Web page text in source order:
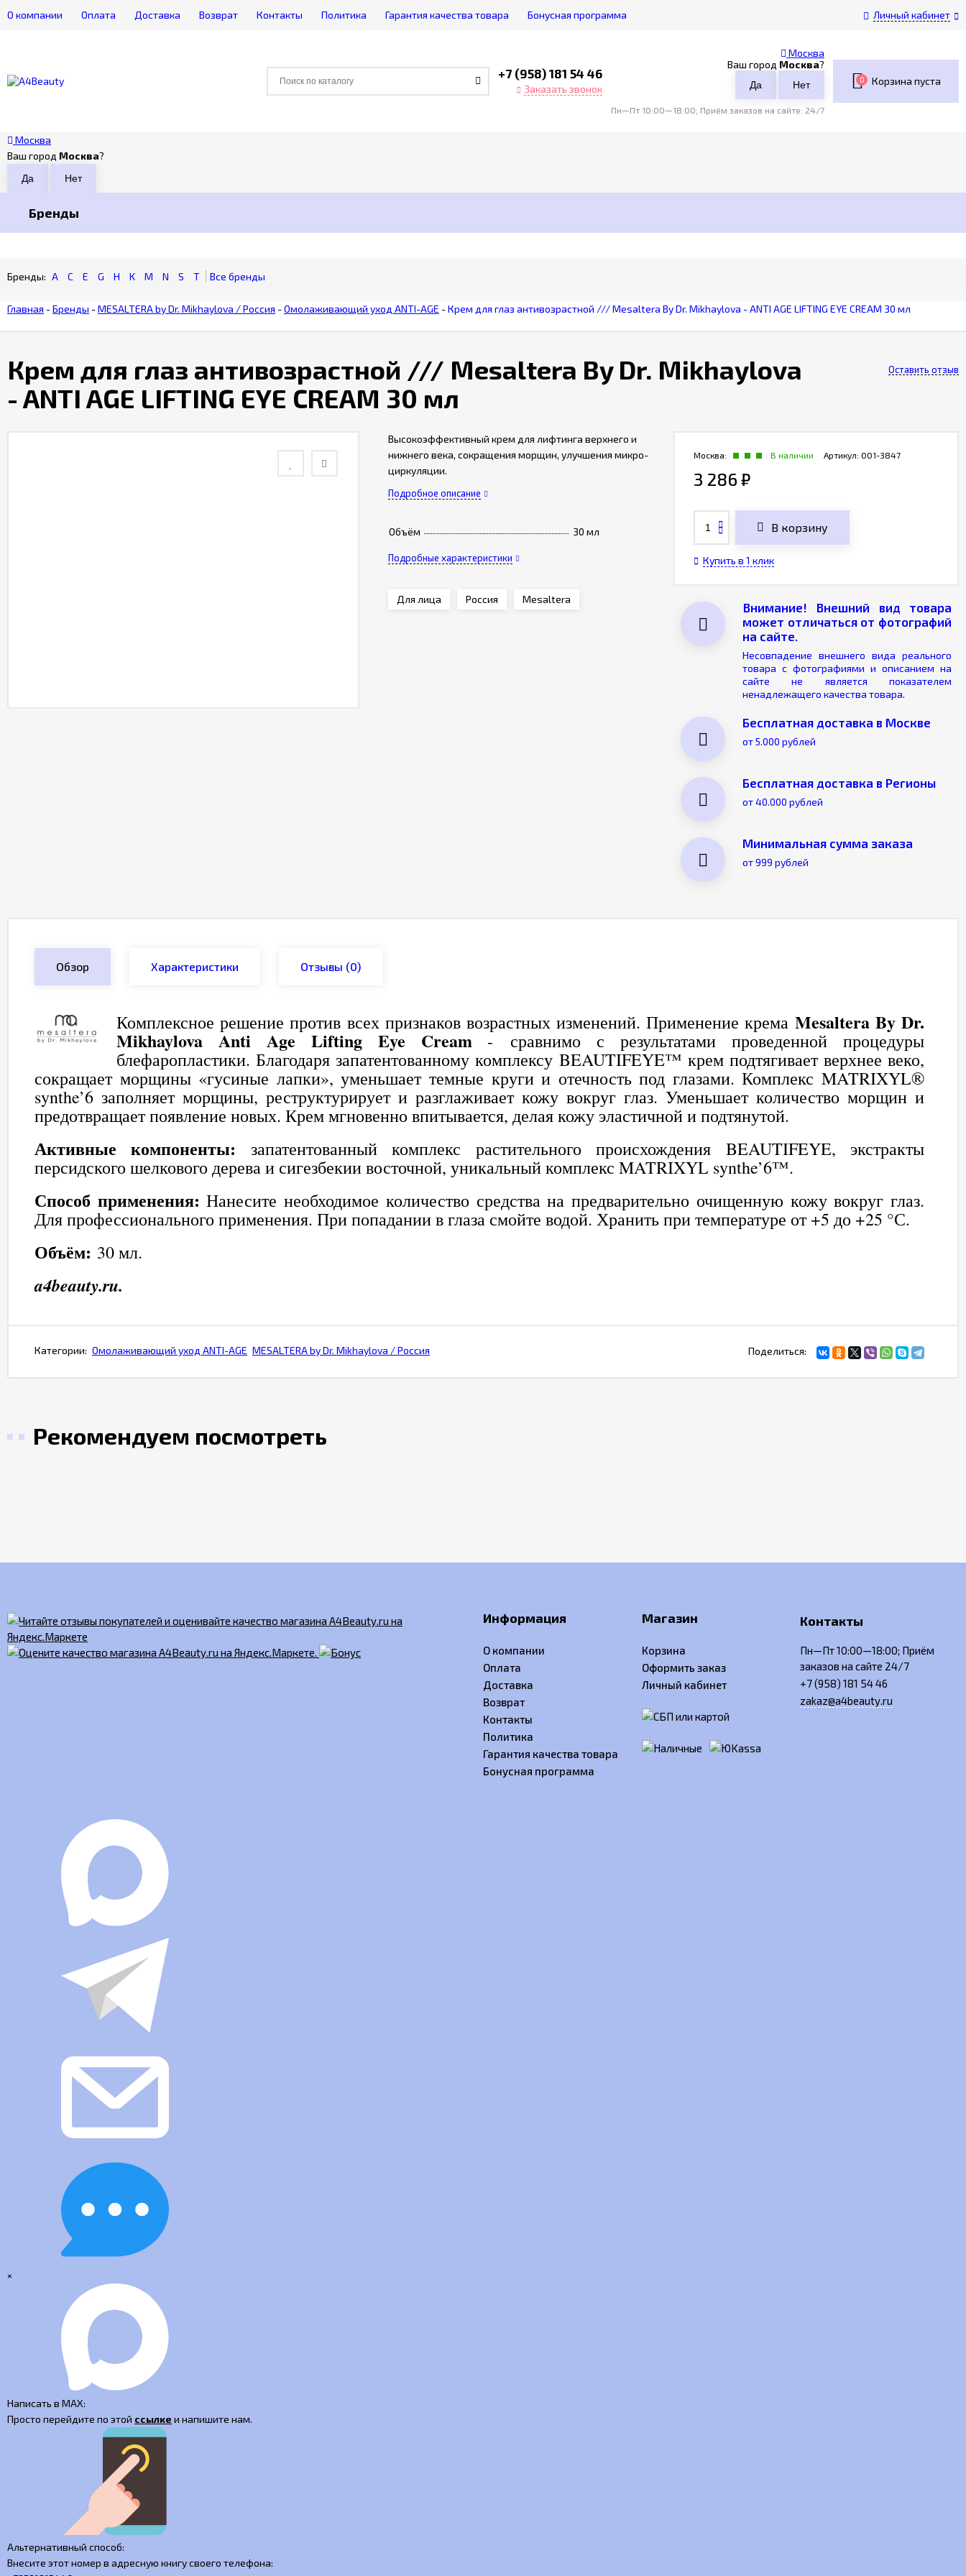
Личный кабинет
О компании Оплата Доставка Возврат Контакты Политика Гарантия качества товара Бонусная программа
+7 (958) 181 54 46
Заказать звонок
Москва
Ваш город Москва?
Пн—Пт 10:00—18:00; Приём заказов на сайте: 24/7
0 Корзина пуста
Москва
Ваш город Москва?
Бренды
A C E G H K M N S T
Главная -Бренды -MESALTERA by Dr. Mikhaylova / Россия -Омолаживающий уход ANTI-AGE -Крем для глаз антивозрастной /// Mesaltera By Dr. Mikhaylova - ANTI AGE LIFTING EYE CREAM 30 мл
Крем для глаз антивозрастной /// Mesaltera By Dr. Mikhaylova
- ANTI AGE LIFTING EYE CREAM 30 мл
Оставить отзыв
Высокоэффективный крем для лифтинга верхнего и
нижнего века, сокращения морщин, улучшения микро-
циркуляции.
Подробное описание
Объём 30 мл
Подробные характеристики
Для лица Россия Mesaltera
Артикул: 001-3847
Москва: В наличии
3 286 ₽
В корзину
Купить в 1 клик
Внимание! Внешний вид товара
может отличаться от фотографий
на сайте.
Несовпадение внешнего вида реального
товара с фотографиями и описанием на
сайте не является показателем
ненадлежащего качества товара.
Бесплатная доставка в Москве
от 5.000 рублей
Бесплатная доставка в Регионы
от 40.000 рублей
Минимальная сумма заказа
от 999 рублей
Обзор Характеристики Отзывы (0)
Комплексное решение против всех признаков возрастных изменений. Применение крема Mesaltera By Dr.
Mikhaylova Anti Age Lifting Eye Cream- сравнимо с результатами проведенной процедуры
блефаропластики. Благодаря запатентованному комплексу BEAUTIFEYE™ крем подтягивает верхнее веко,
сокращает морщины «гусиные лапки», уменьшает темные круги и отечность под глазами. Комплекс MATRIXYL®
synthe’6 заполняет морщины, реструктурирует и разглаживает кожу вокруг глаз. Уменьшает количество морщин и
предотвращает появление новых. Крем мгновенно впитывается, делая кожу эластичной и подтянутой.
Активные компоненты: запатентованный комплекс растительного происхождения BEAUTIFEYE, экстракты
персидского шелкового дерева и сигезбекии восточной, уникальный комплекс MATRIXYL synthe’6™.
Способ применения: Нанесите необходимое количество средства на предварительно очищенную кожу вокруг глаз.
Для профессионального применения. При попадании в глаза смойте водой. Хранить при температуре от +5 до +25 °С.
Объём: 30 мл.
a4beauty.ru.
Поделиться:
Категории: Омолаживающий уход ANTI-AGE MESALTERA by Dr. Mikhaylova / Россия
Рекомендуем посмотреть
Информация
О компании
Оплата
Доставка
Возврат
Контакты
Политика
Гарантия качества товара
Бонусная программа
Магазин
Корзина
Оформить заказ
Личный кабинет
Контакты
Пн—Пт 10:00—18:00; Приём
заказов на сайте 24/7
+7 (958) 181 54 46
zakaz@a4beauty.ru
×
Написать в MAX:
Просто перейдите по этой ссылке и напишите нам.
Альтернативный способ:
Внесите этот номер в адресную книгу своего телефона: